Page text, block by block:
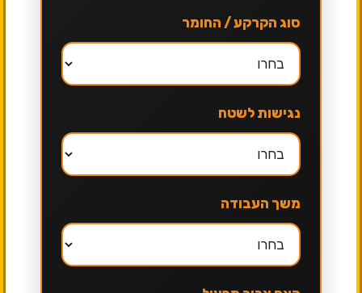
סוג הקרקע / החומר
נגישות לשטח
משך העבודה